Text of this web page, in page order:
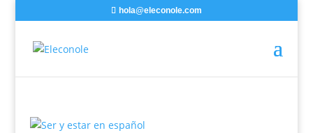
hola@eleconole.com